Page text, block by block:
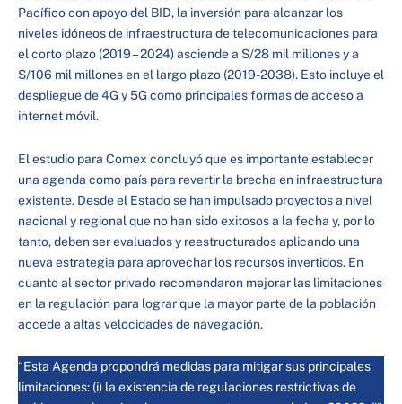
Pacífico con apoyo del BID, la inversión para alcanzar los
niveles idóneos de infraestructura de telecomunicaciones para
el corto plazo (2019 – 2024) asciende a S/28 mil millones y a
S/106 mil millones en el largo plazo (2019-2038). Esto incluye el
despliegue de 4G y 5G como principales formas de acceso a
internet móvil.
El estudio para Comex concluyó que es importante establecer
una agenda como país para revertir la brecha en infraestructura
existente. Desde el Estado se han impulsado proyectos a nivel
nacional y regional que no han sido exitosos a la fecha y, por lo
tanto, deben ser evaluados y reestructurados aplicando una
nueva estrategia para aprovechar los recursos invertidos. En
cuanto al sector privado recomendaron mejorar las limitaciones
en la regulación para lograr que la mayor parte de la población
accede a altas velocidades de navegación.
“Esta Agenda propondrá medidas para mitigar sus principales
limitaciones: (i) la existencia de regulaciones restrictivas de